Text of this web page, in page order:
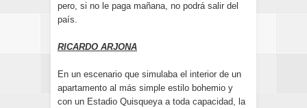
pero, si no le paga mañana, no podrá salir del
país.
RICARDO ARJONA
En un escenario que simulaba el interior de un
apartamento al más simple estilo bohemio y
con un Estadio Quisqueya a toda capacidad, la